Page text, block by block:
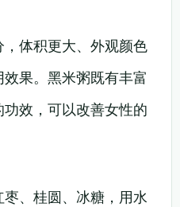
体积更大、外观颜色
果。黑米粥既有丰富
效，可以改善女性的
、桂圆、冰糖，用水